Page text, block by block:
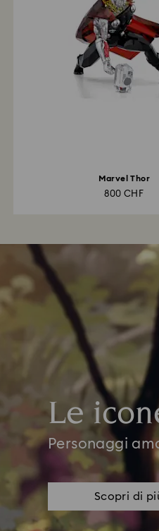
Marvel Thor
800 CHF
Le
Personaggi
Scopri di